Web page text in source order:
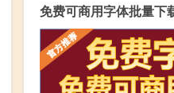
免费可商用字体批量下